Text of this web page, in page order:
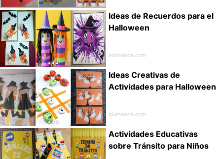
Ideas de Recuerdos para el
Halloween
alumnoon.com
Ideas Creativas de
Actividades para Halloween
alumnoon.com
Actividades Educativas
sobre Tránsito para Niños